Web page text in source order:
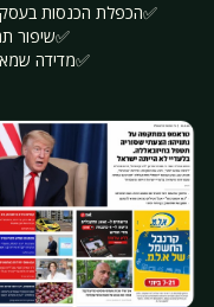
✅הכפלת הכנסות
✅שיפור
✅מדידה